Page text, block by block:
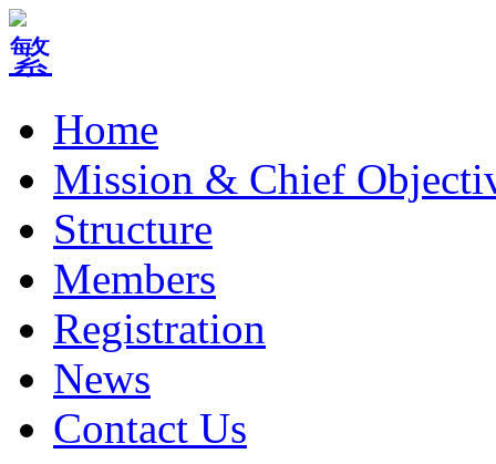
Home
Mission & Chief
Structure
Members
Registration
News
Contact Us